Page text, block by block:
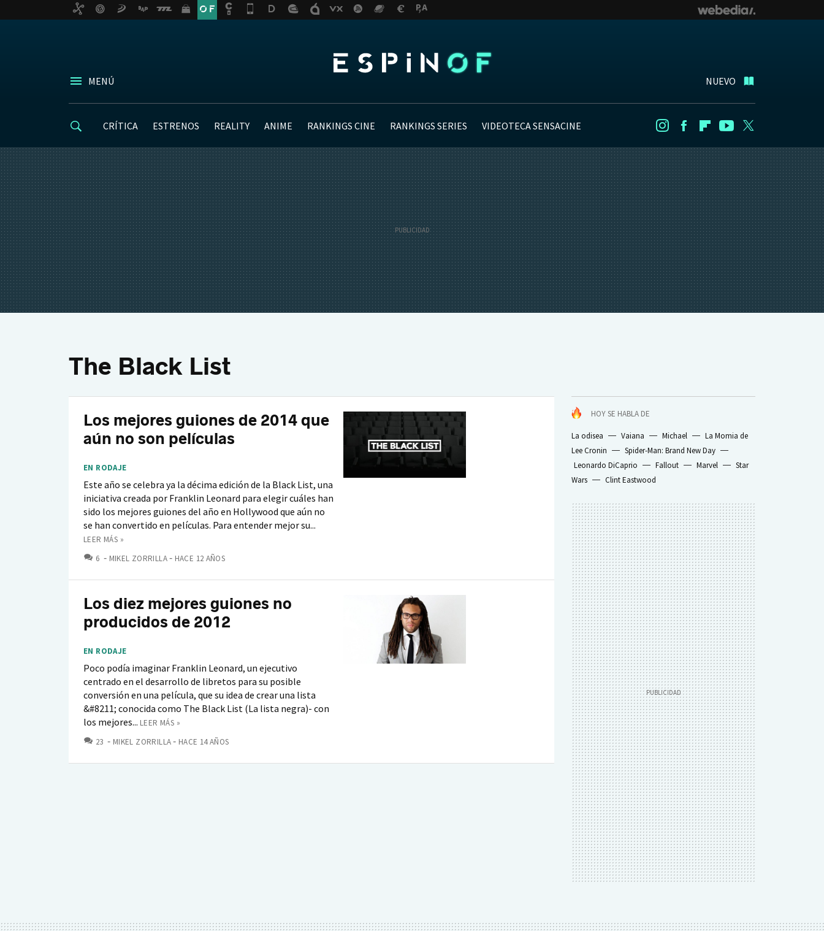
MENÚ NUEVO
CRÍTICA ESTRENOS REALITY ANIME RANKINGS CINE RANKINGS SERIES VIDEOTECA SENSACINE InstagramFacebookFlipboard
Youtube
The Black List
HOY SE HABLA DE
La odisea Vaiana Michael
La Momia de
Lee Cronin
Spider-Man: Brand New Day
Leonardo DiCaprio
Fallout Marvel
Star
Wars
Clint Eastwood
Los mejores guiones de 2014 que
aún no son películas
EN RODAJE
Este año se celebra ya la décima edición de la Black List, una
iniciativa creada por Franklin Leonard para elegir cuáles han
sido los mejores guiones del año en Hollywood que aún no
se han convertido en películas. Para entender mejor su...
LEER MÁS »
6 COMENTARIOS
MIKEL ZORRILLA HACE 12 AÑOS
Los diez mejores guiones no
producidos de 2012
EN RODAJE
Poco podía imaginar Franklin Leonard, un ejecutivo
centrado en el desarrollo de libretos para su posible
conversión en una película, que su idea de crear una lista
&#8211; conocida como The Black List (La lista negra)- con
los mejores... LEER MÁS »
23 COMENTARIOS
MIKEL ZORRILLA HACE 14 AÑOS